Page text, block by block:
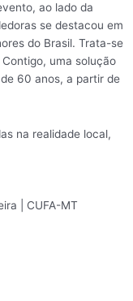
ao lado da
se destacou em
do Brasil. Trata-se
uma solução
60 anos, a partir de
na realidade local,
| CUFA-MT